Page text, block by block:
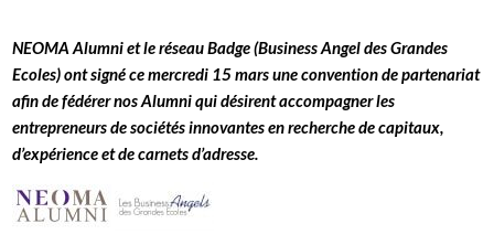
NEOMA Alumni et le réseau Badge (Business Angel des Grandes
Ecoles) ont signé ce mercredi 15 mars une convention de partenariat
afin de fédérer nos Alumni qui désirent accompagner les
entrepreneurs de sociétés innovantes en recherche de capitaux,
d’expérience et de carnets d’adresse.